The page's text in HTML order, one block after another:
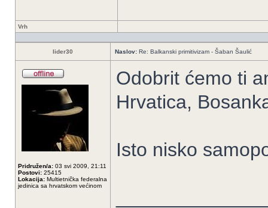
Vrh
lider30 Naslov: Re: Balkanski primitivizam - Šaban Šaulić
Pridružen/a: 03 svi 2009, 21:11
Postovi: 25415
Lokacija: Multietnička federalna
jedinica sa hrvatskom većinom
Odobrit ćemo ti
Hrvatica,
Isto nisko